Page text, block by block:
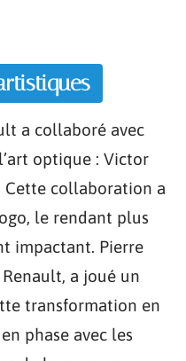
a collaboré avec
optique : Victor
Cette collaboration a
le rendant plus
impactant. Pierre
a joué un
transformation en
phase avec les